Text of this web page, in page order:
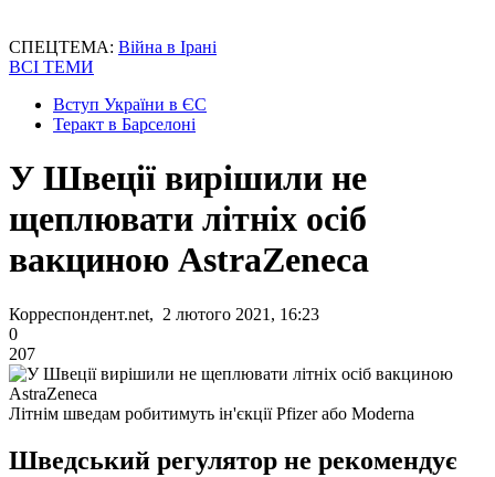
СПЕЦТЕМА: Війна в Ірані
ВСІ ТЕМИ
Вступ України в ЄС
Теракт в Барселоні
У Швеції вирішили не
щеплювати літніх осіб
вакциною AstraZeneca
Корреспондент.net, 2 лютого 2021, 16:23
0
207
Літнім шведам робитимуть ін'єкції Pfizer або Moderna
Шведський регулятор не рекомендує